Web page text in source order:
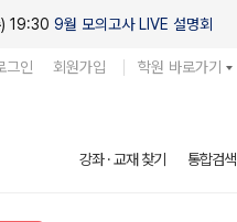
19:30 9월 모의고사 LIVE 설명회
그인 회원가입 학원 바로가기
강좌 · 교재 찾기 통합검색